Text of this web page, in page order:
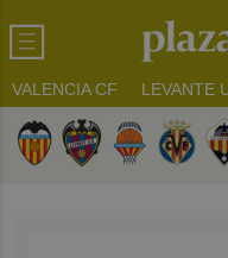
VALENCIA CF LEVANTE